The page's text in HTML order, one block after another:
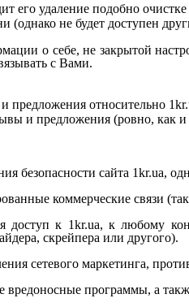
его удаление подобно
(однако не будет доступен
о себе, не закрытой
с Вами.
предложения относительно
и предложения (ровно, как
безопасности сайта 1kr.ua,
коммерческие связи
доступ к 1kr.ua, к любому
скрейпера или другого).
сетевого маркетинга,
вредоносные программы, а